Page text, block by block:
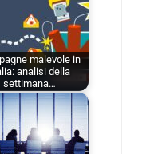
malevole in
analisi della
settimana…